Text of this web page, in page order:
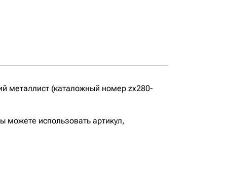
металлист (каталожный номер zx280-
можете использовать артикул,